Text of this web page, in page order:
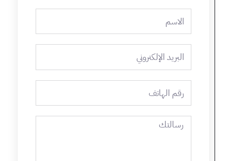
البريد
الإلكتروني
الهاتف
رسالتك